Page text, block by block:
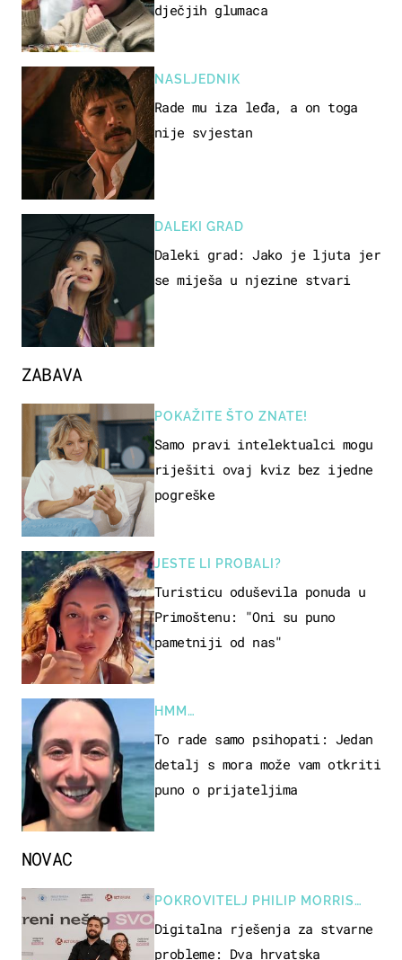
ZABAVA
POKAŽITE ŠTO ZNATE!
Samo pravi intelektualci mogu
riješiti ovaj kviz bez ijedne
pogreške
JESTE LI PROBALI?
Turisticu oduševila ponuda u
Primoštenu: "Oni su puno
pametniji od nas"
HMM…
To rade samo psihopati: Jedan
detalj s mora može vam otkriti
puno o prijateljima
dječjih glumaca
NASLJEDNIK
Rade mu iza leđa, a on toga
nije svjestan
DALEKI GRAD
Daleki grad: Jako je ljuta jer
se miješa u njezine stvari
NOVAC
POKROVITELJ PHILIP MORRIS
ZAGREB
Digitalna rješenja za stvarne
probleme: Dva hrvatska